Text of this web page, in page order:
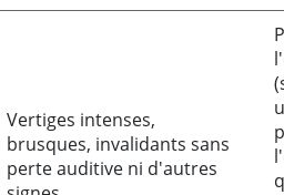
Vertiges intenses,
brusques, invalidants sans
perte auditive ni d'autres